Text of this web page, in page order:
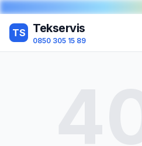
TS Tekservis
0850 305 15 89